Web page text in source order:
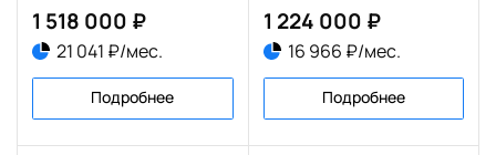
1 518 000 ₽
21 041 ₽/мес.
Подробнее
1 224 000 ₽
16 966 ₽/мес.
Подробнее